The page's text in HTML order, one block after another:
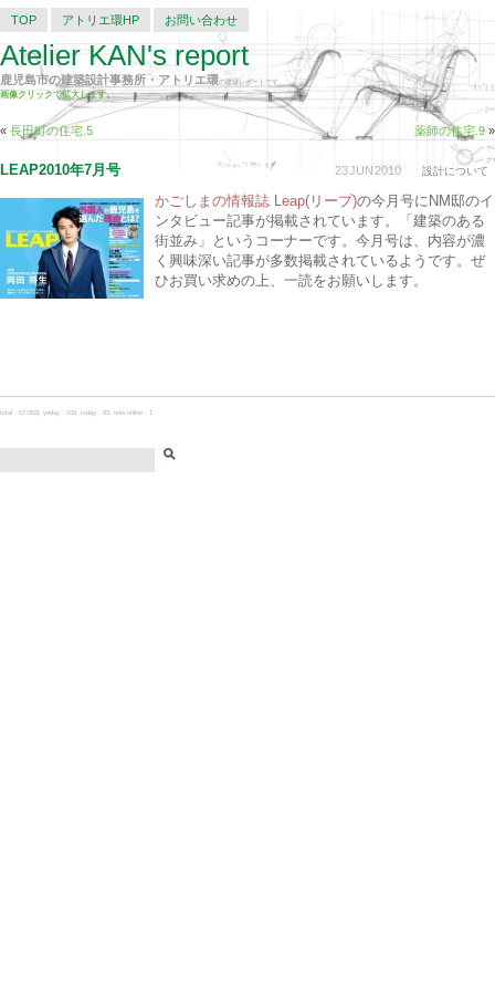
TOP アトリエ環HP お問い合わせ
Atelier KAN's report
鹿児島市の建築設計事務所・アトリエ環の建築レポートです。
画像クリックで拡大します。
« 長田町の住宅.5 薬師の住宅.9 »
23JUN2010 設計について
LEAP2010年7月号
かごしまの情報誌 Leap(リープ)の今月号にNM邸のイ
ンタビュー記事が掲載されています。「建築のある
街並み」というコーナーです。今月号は、内容が濃
く興味深い記事が多数掲載されているようです。ぜ
ひお買い求めの上、一読をお願いします。
total：577858, yeday：108, today：93, now online：1